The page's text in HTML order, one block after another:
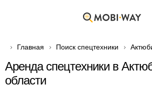
Главная Поиск спецтехники
Аренда спецтехники в
области